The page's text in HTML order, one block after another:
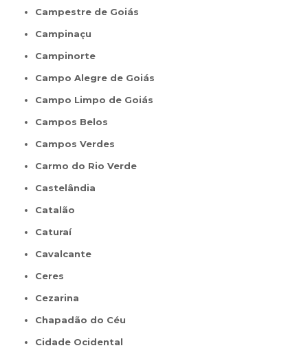
Campestre de Goiás
Campinaçu
Campinorte
Campo Alegre de Goiás
Campo Limpo de Goiás
Campos Belos
Campos Verdes
Carmo do Rio Verde
Castelândia
Catalão
Caturaí
Cavalcante
Ceres
Cezarina
Chapadão do Céu
Cidade Ocidental